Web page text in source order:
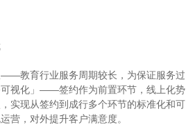
——教育行业服务周期较长，为保证服务过
视化」——签约作为前置环节，线上化势
实现从签约到成行多个环节的标准化和可
，对外提升客户满意度。